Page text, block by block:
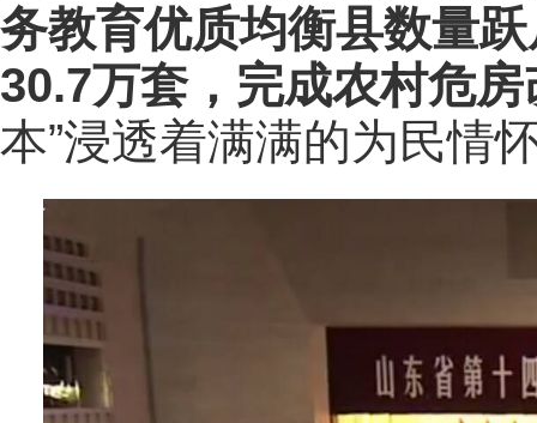
务教育优质均衡县数量
30.7万套，完成农村危
本”浸透着满满的为民情